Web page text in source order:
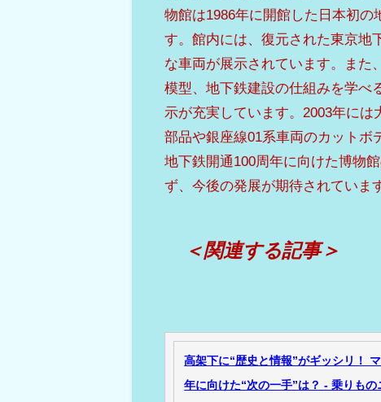
物館は1986年に開館した日本初の
す。館内には、復元された東京地
な車両が展示されています。また
模型、地下鉄建設の仕組みを学べ
示が充実しています。2003年に
部品や銀座線01系車両のカットボ
地下鉄開通100周年に向けた博物
ず、今後の発展が期待されていま
＜関連する記事＞
高架下に“歴史と情報”がギッシリ！
年に向けた“次の一手”は？ - 乗りもの